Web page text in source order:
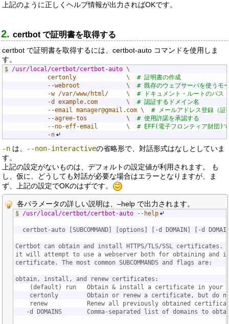
上記のように正しくヘルプ情報が出力さればOKです。
certbot で証明書を取得する
certbot で証明書を取得するには、certbot-auto コマンドを使用しま
す。
$ /usr/local/certbot/certbot-auto \
            certonly              \
# 証明書の作成
            --webroot             \
# 既存のウェブサーバを使うモ
            -w /var/www/html/     \
# ドキュメント・ルートのパス
            -d example.com        \
# 認証するドメイン名
            --email manager@gmail.com \
# メールアドレス登録（証
            --agree-tos           \
# 使用許諾を承認する
            --no-eff-email        \
# EFF(電子フロンティア財団)
            -n
-n は、 --non-interactiveの省略形で、対話形式はなしとしていま
す。
上記の設定がないものは、デフォルトの設定値が利用されます。 も
し、仮に、どうしても対話が必要な場合はエラーとなりますが、ま
ず、上記の設定でOKのはずです。
各パラメータの詳しい説明は、–help で出力されます。
$ /usr/local/certbot/certbot-auto -- help
certbot-auto [SUBCOMMAND] [options] [-d DOMAIN] [-d
Certbot can obtain and install HTTPS/TLS/SSL certificates.
it will attempt to use a webserver both for obtaining and
certificate. The most common SUBCOMMANDS and flags are:
obtain, install, and renew certificates:
(default) run   Obtain & install a certificate in your
certonly        Obtain or renew a certificate, but do
renew           Renew all previously obtained
-d DOMAINS       Comma-separated list of domains to